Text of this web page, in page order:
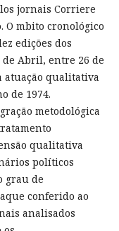
jornais Corriere
O mbito cronológico
edições dos
de Abril, entre 26 de
atuação qualitativa
de 1974.
metodológica
qualitativa
políticos
grau de
conferido ao
analisados